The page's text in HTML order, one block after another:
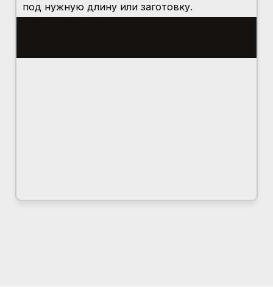
под нужную длину или заготовку.